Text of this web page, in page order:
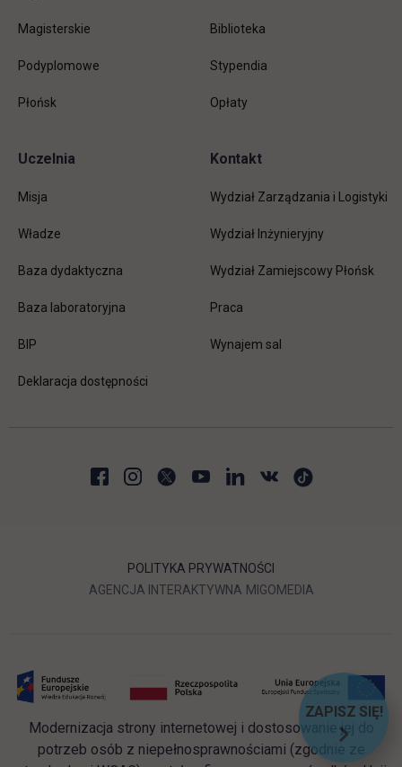
Magisterskie
Podyplomowe
Płońsk
Biblioteka
Stypendia
Opłaty
Uczelnia
Misja
Władze
Baza dydaktyczna
Baza laboratoryjna
BIP
Deklaracja dostępności
Kontakt
Wydział Zarządzania i Logistyki
Wydział Inżynieryjny
Wydział Zamiejscowy Płońsk
Praca
Wynajem sal
POLITYKA PRYWATNOŚCI
AGENCJA INTERAKTYWNA LINK OTWIERA SIĘ W
MIGOMEDIA
Modernizacja strony internetowej i dostosowanie jej do
potrzeb osób z niepełnosprawnościami (zgodnie ze
ZAPISZ SIĘ!
LINK